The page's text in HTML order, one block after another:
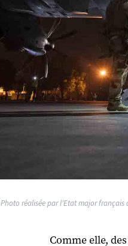
Photo réalisée par l'Etat major français
Comme elle,